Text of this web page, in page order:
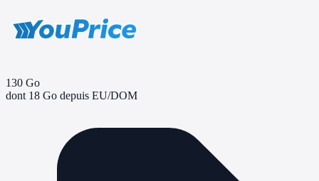
130 Go
dont 18 Go depuis EU/DOM